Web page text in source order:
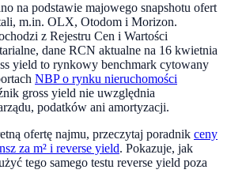
na podstawie majowego snapshotu ofert
m.in. OLX, Otodom i Morizon.
z Rejestru Cen i Wartości
dane RCN aktualne na 16 kwietnia
yield to rynkowy benchmark cytowany
NBP o rynku nieruchomości
gross yield nie uwzględnia
podatków ani amortyzacji.
ofertę najmu, przeczytaj poradnik ceny
za m² i reverse yield. Pokazuje, jak
tego samego testu reverse yield poza